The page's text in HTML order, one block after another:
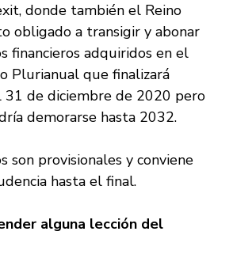
donde también el Reino
obligado a transigir y abonar
financieros adquiridos en el
Plurianual que finalizará
de diciembre de 2020 pero
demorarse hasta 2032.
son provisionales y conviene
hasta el final.
alguna lección del